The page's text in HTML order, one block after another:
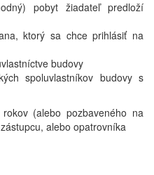
pobyt žiadateľ predloží
ktorý sa chce prihlásiť na
budovy
spoluvlastníkov budovy s
(alebo pozbaveného na
alebo opatrovníka